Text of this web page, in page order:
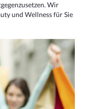
Wir
und Wellness für Sie